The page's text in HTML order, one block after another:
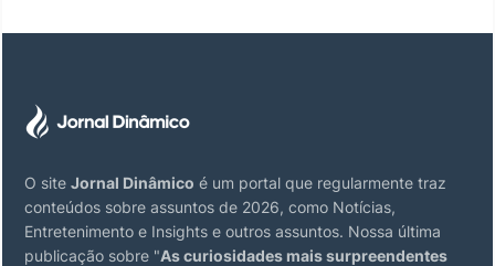
O site Jornal Dinâmico é um portal que regularmente traz
conteúdos sobre assuntos de 2026, como Notícias,
Entretenimento e Insights e outros assuntos. Nossa última
publicação sobre "As curiosidades mais surpreendentes